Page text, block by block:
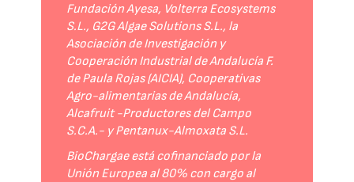
Fundación Ayesa, Volterra Ecosystems
S.L., G2G Algae Solutions S.L., la
Asociación de Investigación y
Cooperación Industrial de Andalucía F.
de Paula Rojas (AICIA), Cooperativas
Agro-alimentarias de Andalucía,
Alcafruit -Productores del Campo
S.C.A.- y Pentanux-Almoxata S.L.
BioChargae está cofinanciado por la
Unión Europea al 80% con cargo al